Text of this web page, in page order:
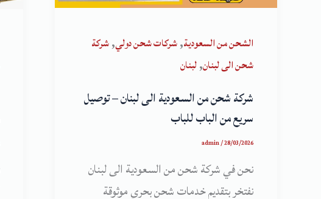
الشحن من السعودية,شركات شحن دولي,شركة
شحن الى لبنان,لبنان
شركة شحن من السعودية الى لبنان – توصيل
سريع من الباب للباب
admin/28/03/2026
نحن في شركة شحن من السعودية الى لبنان
نفتخر بتقديم خدمات شحن بحري موثوقة